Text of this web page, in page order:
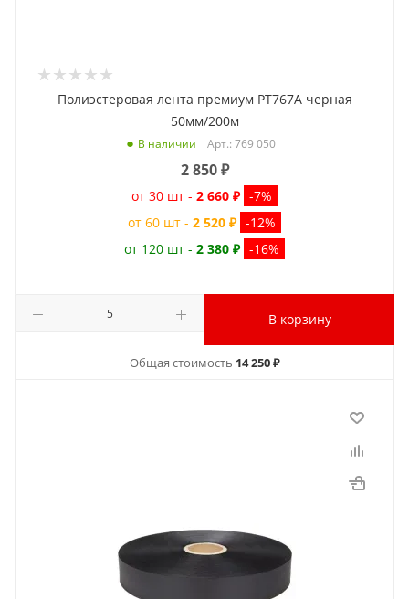
Полиэстеровая лента премиум PT767A черная
50мм/200м
В наличии Арт.: 769 050
2 850₽
от 30 шт - 2 660 ₽ -7%
от 60 шт - 2 520 ₽ -12%
от 120 шт - 2 380 ₽ -16%
В корзину
Общая стоимость 14 250 ₽